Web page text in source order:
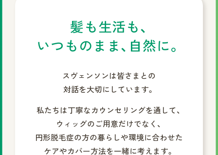
髪も生活も、
いつものまま、自然に。
スヴェンソンは皆さまとの
対話を大切にしています。
私たちは丁寧なカウンセリングを通して、
ウィッグのご用意だけでなく、
円形脱毛症の方の暮らしや環境に合わせた
ケアやカバー方法を一緒に考えます。